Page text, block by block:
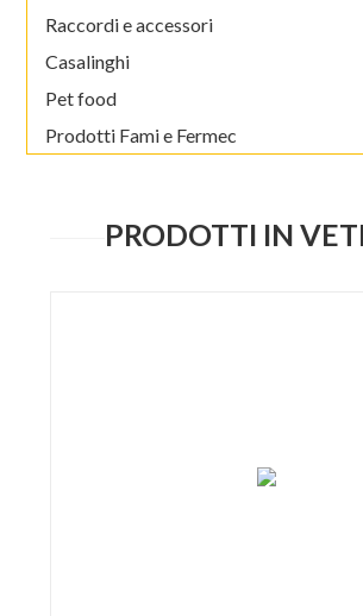
Raccordi e accessori
Casalinghi
Pet food
Prodotti Fami e Fermec
PRODOTTI IN